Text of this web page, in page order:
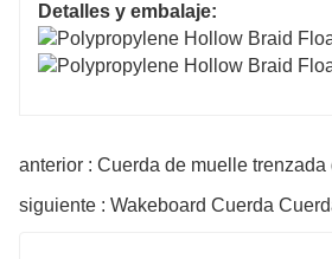
Detalles y embalaje:
anterior : Cuerda de muelle trenzada